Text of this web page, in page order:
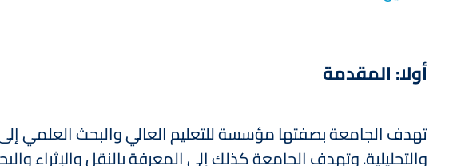
أولا: المقدمة
تهدف الجامعة بصفتها مؤسسة للتعليم العالي والبحث العلمي إلى
والتحليلية. وتهدف الجامعة كذلك إلى المعرفة بالنقل